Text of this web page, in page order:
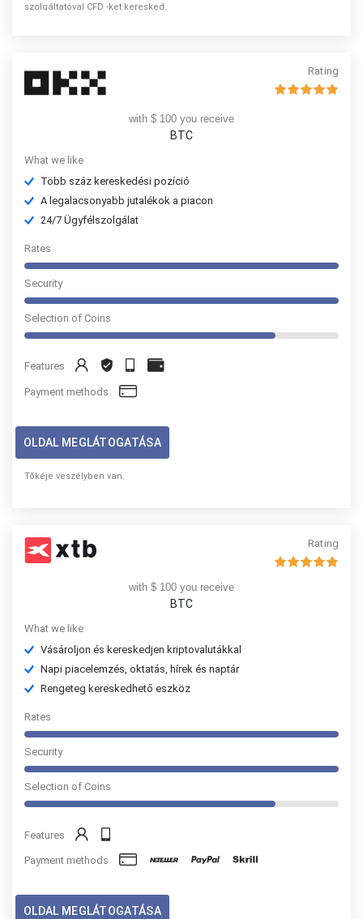
szolgáltatóval CFD -ket keresked.
Rating
with $ 100 you receive
BTC
What we like
Több száz kereskedési pozíció
A legalacsonyabb jutalékok a piacon
24/7 Ügyfélszolgálat
Rates
Security
Selection of Coins
Features
Payment methods
OLDAL MEGLÁTOGATÁSA
Tőkéje veszélyben van.
Rating
with $ 100 you receive
BTC
What we like
Vásároljon és kereskedjen kriptovalutákkal
Napi piacelemzés, oktatás, hírek és naptár
Rengeteg kereskedhető eszköz
Rates
Security
Selection of Coins
Features
Payment methods
OLDAL MEGLÁTOGATÁSA